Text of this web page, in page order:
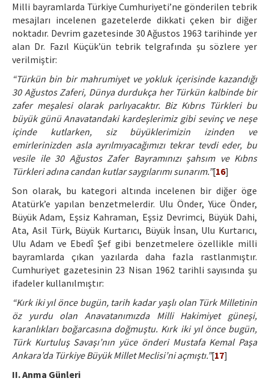
Milli bayramlarda Türkiye Cumhuriyeti’ne gönderilen tebrik
mesajları incelenen gazetelerde dikkati çeken bir diğer
noktadır. Devrim gazetesinde 30 Ağustos 1963 tarihinde yer
alan Dr. Fazıl Küçük’ün tebrik telgrafında şu sözlere yer
verilmiştir:
“Türkün bin bir mahrumiyet ve yokluk içerisinde kazandığı
30 Ağustos Zaferi, Dünya durdukça her Türkün kalbinde bir
zafer meşalesi olarak parlıyacaktır. Biz Kıbrıs Türkleri bu
büyük günü Anavatandaki kardeşlerimiz gibi sevinç ve neşe
içinde kutlarken, siz büyüklerimizin izinden ve
emirlerinizden asla ayrılmıyacağımızı tekrar tevdi eder, bu
vesile ile 30 Ağustos Zafer Bayramınızı şahsım ve Kıbns
Türkleri adına candan kutlar saygılarımı sunarım.”[16]
Son olarak, bu kategori altında incelenen bir diğer öge
Atatürk’e yapılan benzetmelerdir. Ulu Önder, Yüce Önder,
Büyük Adam, Eşsiz Kahraman, Eşsiz Devrimci, Büyük Dahi,
Ata, Asil Türk, Büyük Kurtarıcı, Büyük İnsan, Ulu Kurtarıcı,
Ulu Adam ve Ebedî Şef gibi benzetmelere özellikle milli
bayramlarda çıkan yazılarda daha fazla rastlanmıştır.
Cumhuriyet gazetesinin 23 Nisan 1962 tarihli sayısında şu
ifadeler kullanılmıştır:
“Kırk iki yıl önce bugün, tarih kadar yaşlı olan Türk Milletinin
öz yurdu olan Anavatanımızda Milli Hakimiyet güneşi,
karanlıkları boğarcasına doğmuştu. Kırk iki yıl önce bugün,
Türk Kurtuluş Savaşı’nın yüce önderi Mustafa Kemal Paşa
Ankara’da Türkiye Büyük Millet Meclisi’ni açmıştı.”[17]
II. Anma Günleri